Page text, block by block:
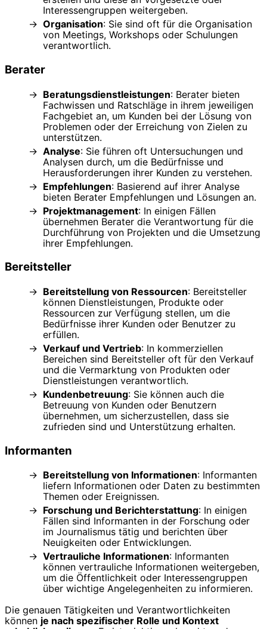
Interessengruppen weitergeben.
Organisation: Sie sind oft für die Organisation
von Meetings, Workshops oder Schulungen
verantwortlich.
Berater
Beratungsdienstleistungen: Berater bieten
Fachwissen und Ratschläge in ihrem jeweiligen
Fachgebiet an, um Kunden bei der Lösung von
Problemen oder der Erreichung von Zielen zu
unterstützen.
Analyse: Sie führen oft Untersuchungen und
Analysen durch, um die Bedürfnisse und
Herausforderungen ihrer Kunden zu verstehen.
Empfehlungen: Basierend auf ihrer Analyse
bieten Berater Empfehlungen und Lösungen an.
Projektmanagement: In einigen Fällen
übernehmen Berater die Verantwortung für die
Durchführung von Projekten und die Umsetzung
ihrer Empfehlungen.
Bereitsteller
Bereitstellung von Ressourcen: Bereitsteller
können Dienstleistungen, Produkte oder
Ressourcen zur Verfügung stellen, um die
Bedürfnisse ihrer Kunden oder Benutzer zu
erfüllen.
Verkauf und Vertrieb: In kommerziellen
Bereichen sind Bereitsteller oft für den Verkauf
und die Vermarktung von Produkten oder
Dienstleistungen verantwortlich.
Kundenbetreuung: Sie können auch die
Betreuung von Kunden oder Benutzern
übernehmen, um sicherzustellen, dass sie
zufrieden sind und Unterstützung erhalten.
Informanten
Bereitstellung von Informationen: Informanten
liefern Informationen oder Daten zu bestimmten
Themen oder Ereignissen.
Forschung und Berichterstattung: In einigen
Fällen sind Informanten in der Forschung oder
im Journalismus tätig und berichten über
Neuigkeiten oder Entwicklungen.
Vertrauliche Informationen: Informanten
können vertrauliche Informationen weitergeben,
um die Öffentlichkeit oder Interessengruppen
über wichtige Angelegenheiten zu informieren.
Die genauen Tätigkeiten und Verantwortlichkeiten
können je nach spezifischer Rolle und Kontext